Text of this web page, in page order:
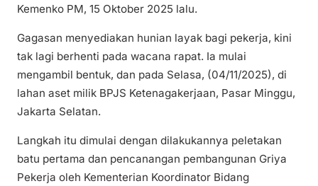
Kemenko PM, 15 Oktober 2025 lalu.
Gagasan menyediakan hunian layak bagi pekerja, kini
tak lagi berhenti pada wacana rapat. Ia mulai
mengambil bentuk, dan pada Selasa, (04/11/2025), di
lahan aset milik BPJS Ketenagakerjaan, Pasar Minggu,
Jakarta Selatan.
Langkah itu dimulai dengan dilakukannya peletakan
batu pertama dan pencanangan pembangunan Griya
Pekerja oleh Kementerian Koordinator Bidang